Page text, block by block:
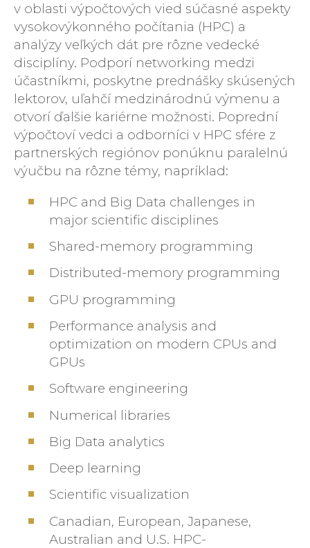
v oblasti výpočtových vied súčasné aspekty
vysokovýkonného počítania (HPC) a
analýzy veľkých dát pre rôzne vedecké
disciplíny. Podporí networking medzi
účastníkmi, poskytne prednášky skúsených
lektorov, uľahčí medzinárodnú výmenu a
otvorí ďalšie kariérne možnosti. Poprední
výpočtoví vedci a odborníci v HPC sfére z
partnerských regiónov ponúknu paralelnú
výučbu na rôzne témy, napríklad:
HPC and Big Data challenges in
major scientific disciplines
Shared-memory programming
Distributed-memory programming
GPU programming
Performance analysis and
optimization on modern CPUs and
GPUs
Software engineering
Numerical libraries
Big Data analytics
Deep learning
Scientific visualization
Canadian, European, Japanese,
Australian and U.S. HPC-